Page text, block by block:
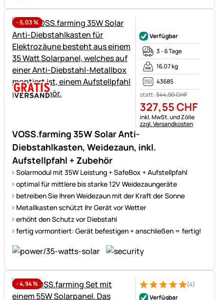
-5,03%
VOSS.farming 35W Solar Anti-
Diebstahlkasten, Weidezaun, inkl.
Aufstellpfahl + Zubehör
Solarmodul mit 35W Leistung + SafeBox + Aufstellpfahl
optimal für mittlere bis starke 12V Weidezaungeräte
betreiben Sie Ihren Weidezaun mit der Kraft der Sonne
Metallkasten schützt Ihr Gerät vor Wetter
erhöht den Schutz vor Diebstahl
fertig vormontiert: Gerät befestigen + anschließen = fertig!
Verfügbar
3 - 6 Tage
16,07 kg
43685
statt:344,90CHF
327,55CHF
Steuerhinweis:
inkl. MwSt. und Zölle
zzgl. Versandkosten
-4,94% Bewertung: 5 von 5 (4
4 Bewertungen
(4)
Verfügbar